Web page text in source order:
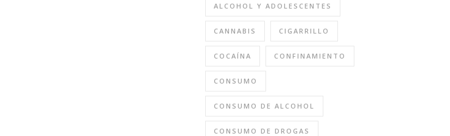
ALCOHOL Y ADOLESCENTES
CANNABIS CIGARRILLO
COCAÍNA CONFINAMIENTO
CONSUMO
CONSUMO DE ALCOHOL
CONSUMO DE DROGAS